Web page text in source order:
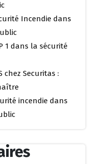
Incendie dans
1 dans la sécurité
chez Securitas :
incendie dans